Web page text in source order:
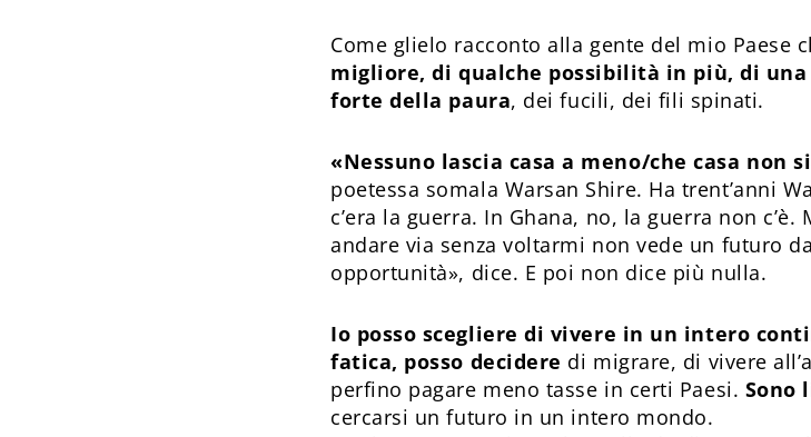
Come glielo racconto alla gente del mio Paese
migliore, di qualche possibilità in più, di
forte della paura, dei fucili, dei fili spinati.
«Nessuno lascia casa a meno/che casa non
poetessa somala Warsan Shire. Ha trent’anni
c’era la guerra. In Ghana, no, la guerra non
andare via senza voltarmi non vede un futuro
opportunità», dice. E poi non dice più nulla.
Io posso scegliere di vivere in un intero
fatica, posso decidere di migrare, di vivere
perfino pagare meno tasse in certi Paesi. Sono
cercarsi un futuro in un intero mondo.